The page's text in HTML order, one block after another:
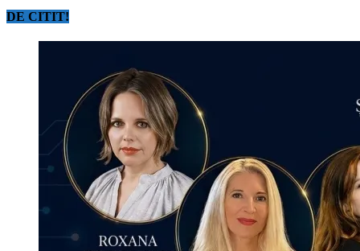
DE CITIT!